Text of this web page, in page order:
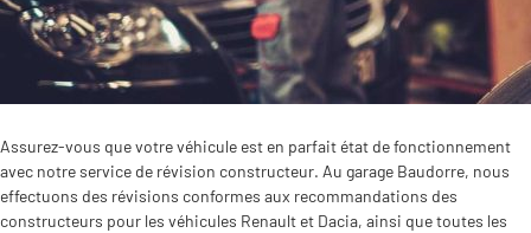
Assurez-vous que votre véhicule est en parfait état de fonctionnement
avec notre service de révision constructeur. Au garage Baudorre, nous
effectuons des révisions conformes aux recommandations des
constructeurs pour les véhicules Renault et Dacia, ainsi que toutes les